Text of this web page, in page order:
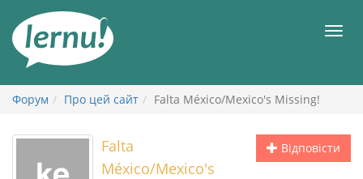
змісту
Форум Про цей сайт Falta México/Mexico's Missing!
Відповісти
Falta
México/Mexico's